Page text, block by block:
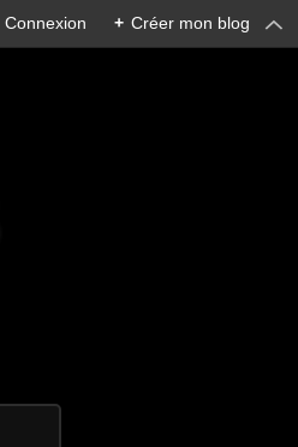
Connexion + Créer mon blog